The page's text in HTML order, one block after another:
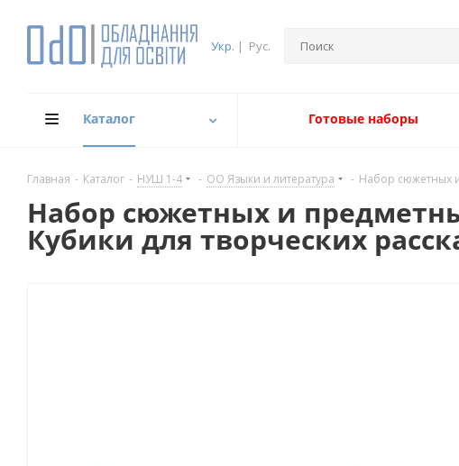
Укр. | Рус.
Каталог Готовые наборы
Главная - Каталог - НУШ 1-4 - ОО Языки и литература - Набор сюжетных
Набор сюжетных и
Кубики для творческих